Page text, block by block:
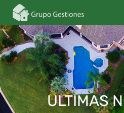
ULTIMAS